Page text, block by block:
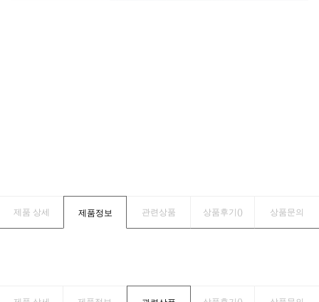
제품 상세 제품정보 관련상품 상품후기() 상품문의